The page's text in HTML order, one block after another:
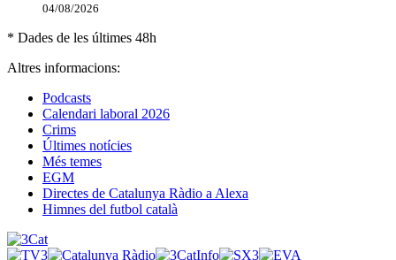
04/08/2026
* Dades de les últimes 48h
Altres informacions:
Podcasts
Calendari laboral 2026
Crims
Últimes notícies
Més temes
EGM
Directes de Catalunya Ràdio a Alexa
Himnes del futbol català